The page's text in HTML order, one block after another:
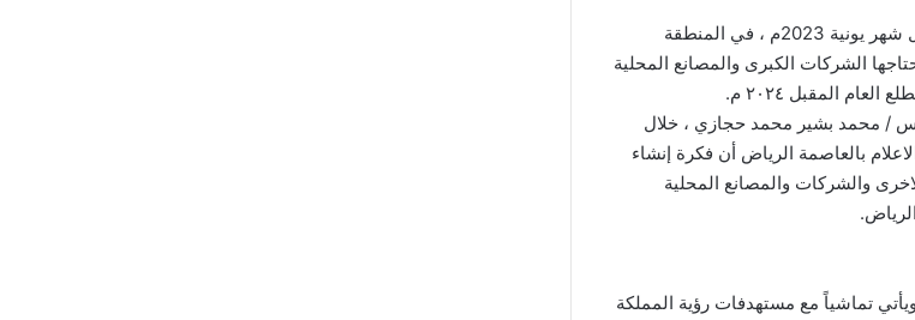
تستعد شركة مصنع الرواد للكيماويات للبدء بإنشاء مجمع الرواد الصناعي خلال شهر يونية 2023م ، في المنطقة
الشركات الكبرى والمصانع المحلية
المقبل ٢٠٢٤ م.
/ محمد بشير محمد حجازي ، خلال
بالعاصمة الرياض أن فكرة إنشاء
والشركات والمصانع المحلية
وكذلك منطقة الرياض.
تماشياً مع مستهدفات رؤية المملكة